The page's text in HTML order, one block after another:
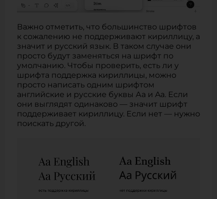
Важно отметить, что большинство шрифтов
к сожалению не поддерживают кириллицу, а
значит и русский язык. В таком случае они
просто будут заменяться на шрифт по
умолчанию. Чтобы проверить, есть ли у
шрифта поддержка кириллицы, можно
просто написать одним шрифтом
английские и русские буквы Аа и Aa. Если
они выглядят одинаково — значит шрифт
поддерживает кириллицу. Если нет — нужно
поискать другой.